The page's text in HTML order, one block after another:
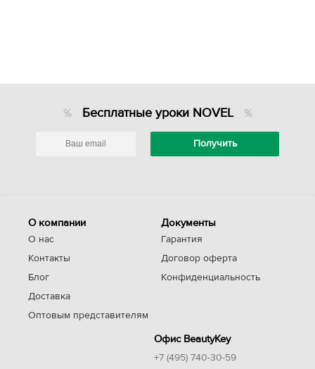
Бесплатные уроки NOVEL
О компании
О нас
Контакты
Блог
Доставка
Оптовым представителям
Документы
Гарантия
Договор оферта
Конфиденциальность
Офис BeautyKey
+7 (495) 740-30-59